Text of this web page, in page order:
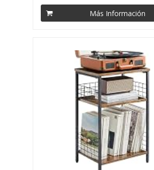
Más Información